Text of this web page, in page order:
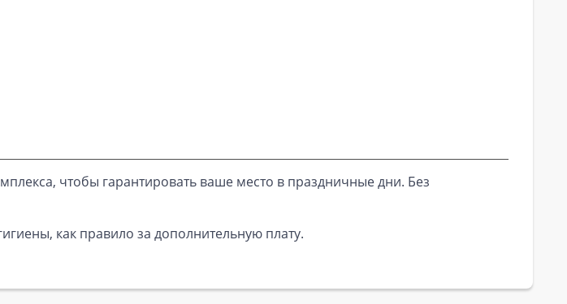
чтобы гарантировать ваше место в праздничные дни. Без
как правило за дополнительную плату.